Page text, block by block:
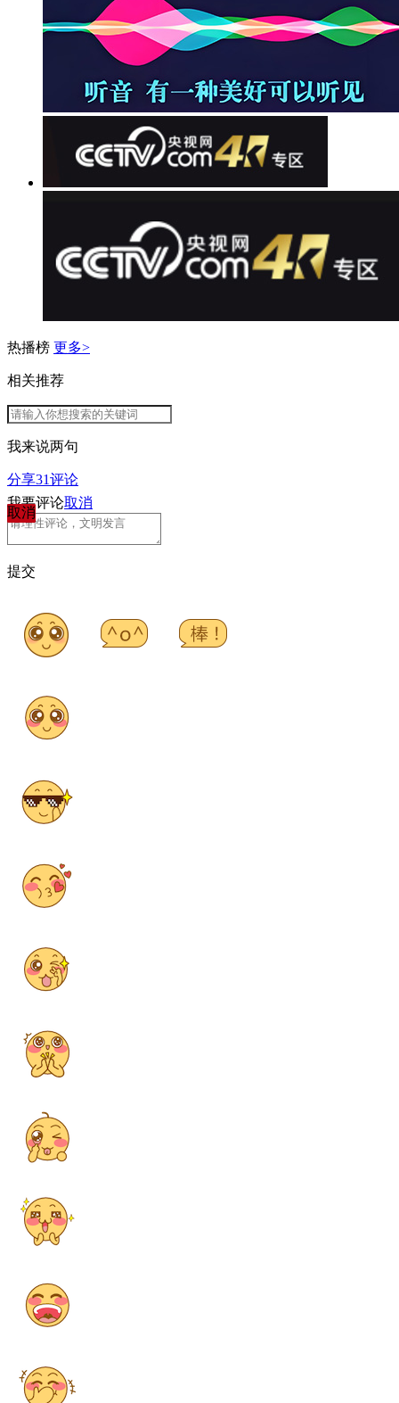
热播榜 更多>
相关推荐
我来说两句
分享31评论
取消
我要评论取消
提交